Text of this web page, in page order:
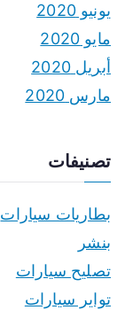
يونيو 2020
مايو 2020
أبريل 2020
مارس 2020
تصنيفات
بطاريات سيارات
بنشر
تصليح سيارات
تواير سيارات